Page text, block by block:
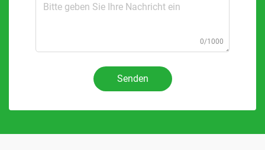
0/1000
Senden